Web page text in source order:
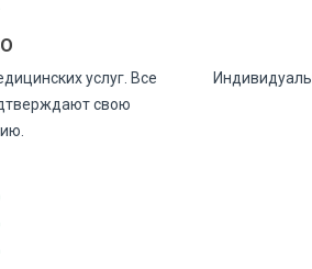
услуг. Все
свою